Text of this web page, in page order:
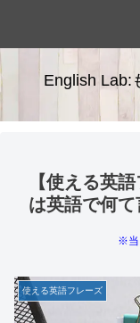
English Lab:
【使える英
は英語で何て
※当
使える英語フレーズ